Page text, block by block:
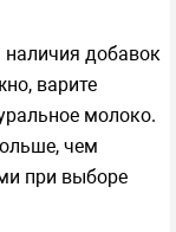
наличия добавок
варите
молоко.
чем
при выборе